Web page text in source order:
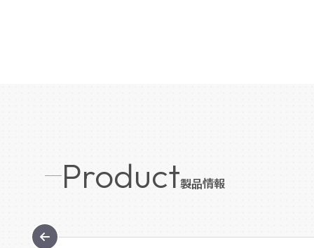
Product製品情報